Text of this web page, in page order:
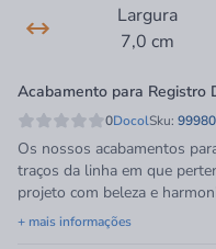
Largura
7,0 cm
Acabamento para Registro
0DocolSku: 99980
Os nossos acabamentos
traços da linha em que
projeto com beleza e
completo. Os acabamentos
metal escolhido para a sua
+ mais informações